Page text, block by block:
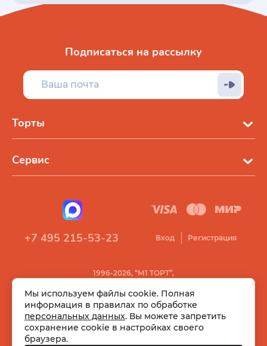
Торты
Сервис
Подписаться на рассылку
1996-2026, “М1 ТОРТ”,
+7 495 215-53-23 Вход Регистрация
Мы используем файлы cookie. Полная
информация в правилах по обработке
персональных данных. Вы можете запретить
сохранение cookie в настройках своего
браузера.